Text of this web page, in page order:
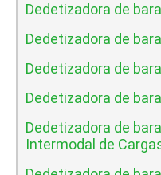
Dedetizadora de
Dedetizadora de
Dedetizadora de
Dedetizadora de
Dedetizadora de
Intermodal de